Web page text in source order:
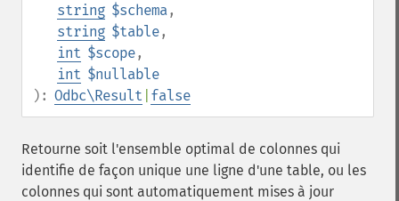
string $schema,
string $table,
int $scope,
int $nullable
): Odbc\Result false
Retourne soit l'ensemble optimal de colonnes qui
identifie de façon unique une ligne d'une table, ou les
colonnes qui sont automatiquement mises à jour